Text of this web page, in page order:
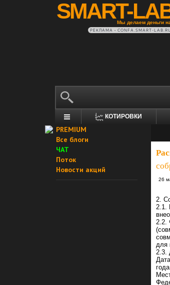
SMART-Мы делаем деньги
РЕКЛАМА • CONFA.SMART-LAB.RU
КОТИРОВКИ
PREMIUM
Все блоги
ЧАТ
Поток
Новости акций
26
2.
2.1.
2.2.
для
2.3.